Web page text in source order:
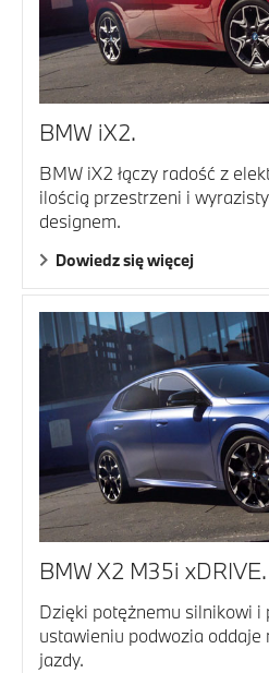
BMW iX2.
BMW iX2 łączy radość z
ilością przestrzeni i
designem.
Dowiedz się więcej
BMW X2 M35i xDRIVE.
Dzięki potężnemu silnikowi i
ustawieniu podwozia oddaje
jazdy.